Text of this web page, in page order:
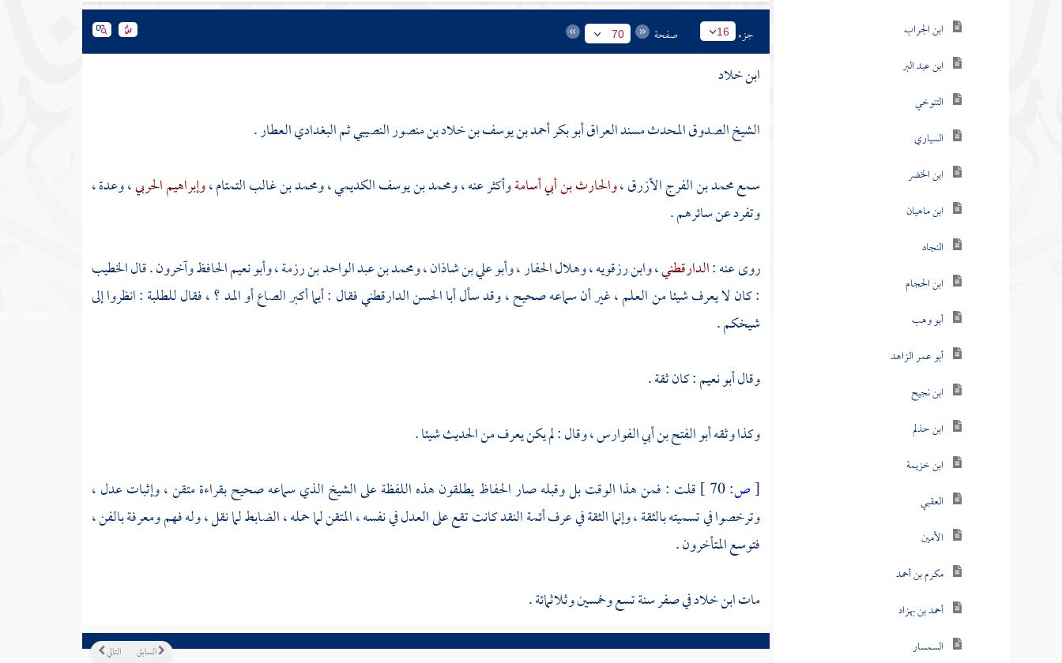
ابن الجراب
ابن عبد البر
التنوخي
السياري
ابن الخضر
ابن ماهيان
النجاد
ابن الحجام
أبو وهب
أبو عمر الزاهد
ابن نجيح
ابن حذلم
ابن خزيمة
العقبي
الأمين
مكرم بن أحمد
أحمد بن بهزاد
السمسار
جزء 16 صفحة 70
ابن خلاد
الشيخ الصدوق المحدث مسندالعراقأبو بكر أحمد بن يوسف بن خلاد بن منصور النصيبي ثم البغدادي العطار .
سمعمحمد بن الفرج الأزرق،والحارث بن أبي أسامةوأكثر عنه ،ومحمد بن يوسف الكديمي،ومحمد بن غالب التمتام،وإبراهيم الحربي، وعدة ،
وتفرد عن سائرهم .
روى عنه :الدارقطني،وابن رزقويه،وهلال الحفار،وأبو علي بن شاذان،ومحمد بن عبد الواحد بن رزمة،وأبو نعيم الحافظوآخرون . قالالخطيب
: كان لا يعرف شيئا من العلم ، غير أن سماعه صحيح ، وقد سألأبا الحسن الدارقطنيفقال : أيما أكبر الصاع أو المد ؟ ، فقال للطلبة : انظروا إلى
شيخكم .
وقالأبو نعيم: كان ثقة .
وكذا وثقهأبو الفتح بن أبي الفوارس، وقال : لم يكن يعرف من الحديث شيئا .
[ص:
قلت : فمن هذا الوقت بل وقبله صار الحفاظ يطلقون هذه اللفظة على الشيخ الذي سماعه صحيح بقراءة متقن ، وإثبات عدل ،
وترخصوا في تسميته بالثقة ، وإنما الثقة في عرف أئمة النقد كانت تقع على العدل في نفسه ، المتقن لما حمله ، الضابط لما نقل ، وله فهم ومعرفة بالفن ،
فتوسع المتأخرون .
ماتابن خلادفي صفر سنة تسع وخمسين وثلاثمائة .
التالي السابق